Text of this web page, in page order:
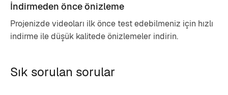
İndirmeden önce önizleme
Projenizde videoları ilk önce test edebilmeniz için hızlı
indirme ile düşük kalitede önizlemeler indirin.
Sık sorulan sorular